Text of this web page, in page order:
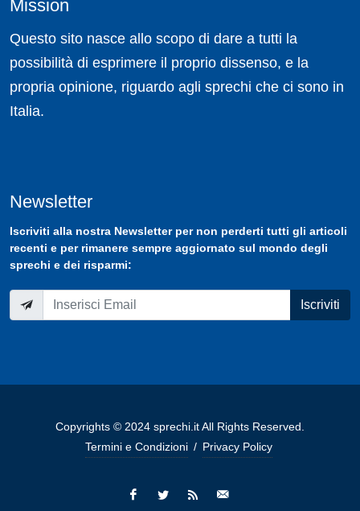
Mission
Questo sito nasce allo scopo di dare a tutti la
possibilità di esprimere il proprio dissenso, e la
propria opinione, riguardo agli sprechi che ci sono in
Italia.
Newsletter
Iscriviti alla nostra Newsletterper non perderti tutti gli articoli
recenti e per rimanere sempre aggiornato sul mondo degli
sprechi e dei risparmi:
Iscriviti
Copyrights © 2024 sprechi.it All Rights Reserved.
Termini e Condizioni / Privacy Policy